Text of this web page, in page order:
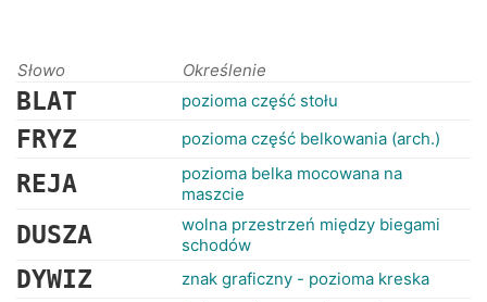
Słowo Określenie
BLAT pozioma część stołu
FRYZ pozioma część belkowania (arch.)
REJA
pozioma belka mocowana na
maszcie
DUSZA
wolna przestrzeń między biegami
schodów
DYWIZ znak graficzny - pozioma kreska